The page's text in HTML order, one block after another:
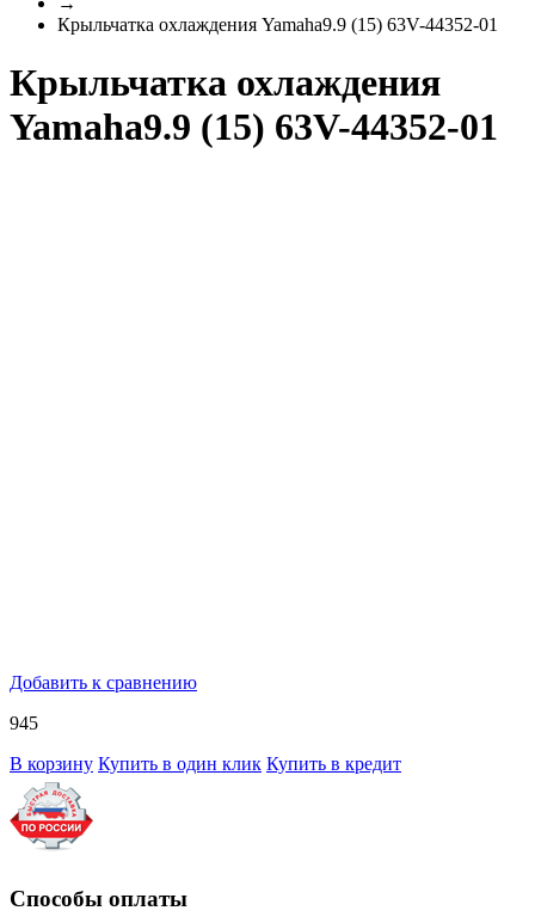
Крыльчатка охлаждения Yamaha9.9 (15) 63V-44352-01
Крыльчатка охлаждения
Yamaha9.9 (15) 63V-44352-01
Добавить к сравнению
945
В корзину Купить в один клик Купить в кредит
Способы оплаты